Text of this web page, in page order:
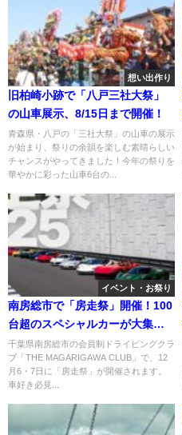
想い出作り
旧柏崎小跡で「八戸三社大祭」
の山車展示、8/15日まで開催！
青森県・八戸の「三社大祭」の山車の展示
が始まり、祭りの余韻を楽しむ素晴らしい
チャンスがやってきました！今年の祭りを
華やかに彩った山車6台の...
イベント・お祭り
南房総市で「房走祭」開催！100
台超のスペシャルカーが大集
結！
千葉県南房総市の会員制ドライビングクラ
ブ「THE MAGARIGAWA CLUB」で、12
月6・7日に「房走祭」が開催されます。
車好き必見...